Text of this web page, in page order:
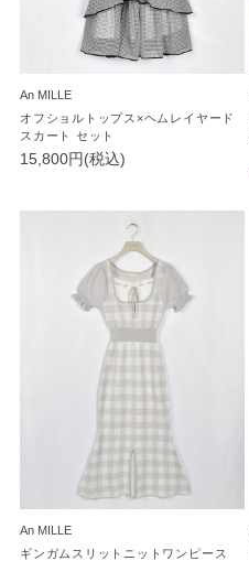
An MILLE
オフショルトップス×ヘムレイヤード
スカート セット
15,800円(税込)
An MILLE
ギンガムスリットニットワンピース